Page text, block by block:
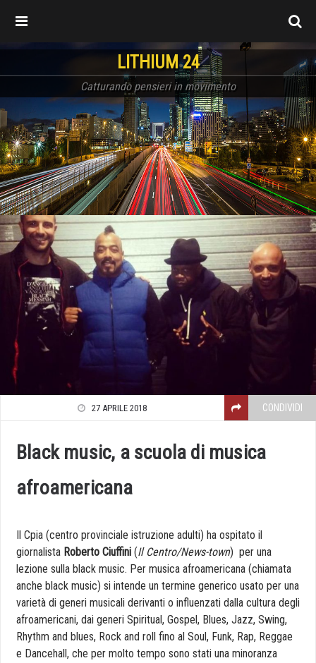
LITHIUM 24
Catturando pensieri in movimento
27 APRILE 2018 CONDIVIDI
Black music, a scuola di musica
afroamericana
Il Cpia (centro provinciale istruzione adulti) ha ospitato il
giornalista Roberto Ciuffini (Il Centro/News-town) per una
lezione sulla black music. Per musica afroamericana (chiamata
anche black music) si intende un termine generico usato per una
varietà di generi musicali derivanti o influenzati dalla cultura degli
afroamericani, dai generi Spiritual, Gospel, Blues, Jazz, Swing,
Rhythm and blues, Rock and roll fino al Soul, Funk, Rap, Reggae
e Dancehall, che per molto tempo sono stati una minoranza